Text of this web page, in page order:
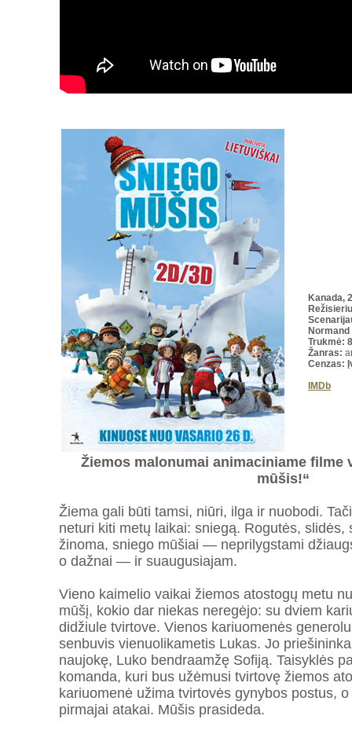
Kanada,
Trukmė:
Žanras: a
Cenzas:
IMDb
Žiemos malonumai animaciniame filme
mūšis!“
Žiema gali būti tamsi, niūri, ilga ir nuobodi.
neturi kiti metų laikai: sniegą. Rogutės, slidės,
žinoma, sniego mūšiai — neprilygstami
o dažnai — ir suaugusiajam.
Vieno kaimelio vaikai žiemos atostogų metu
mūšį, kokio dar niekas neregėjo: su dviem
didžiule tvirtove. Vienos kariuomenės
senbuvis vienuolikametis Lukas. Jo
naujokę, Luko bendraamžę Sofiją. Taisyklės
komanda, kuri bus užėmusi tvirtovę žiemos
kariuomenė užima tvirtovės gynybos postus,
pirmajai atakai. Mūšis prasideda.